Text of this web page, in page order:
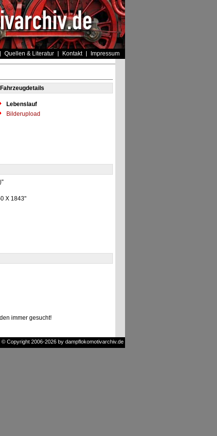
Quellen & Literatur Kontakt Impressum
Fahrzeugdetails
Lebenslauf
Bilderupload
X 1843"
immer gesucht!
© Copyright 2006-2026 by dampflokomotivarchiv.de